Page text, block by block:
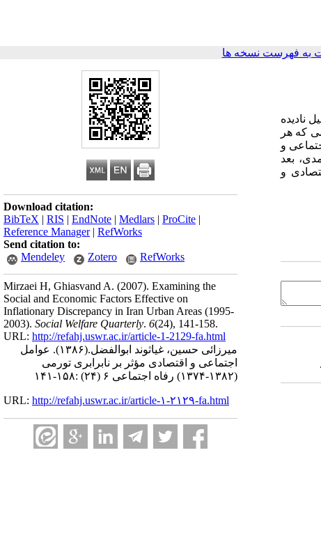
به فهرست نسخه ها
Download citation:
BibTeX | RIS | EndNote | Medlars | ProCite |
Reference Manager| RefWorks
Send citation to:
Mendeley
Zotero RefWorks
Mirzaei H, Ghiasvand A. (2007). Examining the
Social and Economic Factors Effective on
Inflationary Discrepancy in Iran Urban Areas (1995-
2003). Social Welfare Quarterly. 6(24), 141-158.
URL: http://refahj.uswr.ac.ir/article-1-2129-fa.html
میرزائی حسین، غیاثوند ابوالفضل.(۱۳۸۶).
عوامل
اجتماعی و اقتصادی مؤثر بر نابرابری تورمی
(۱۳۸۲-۱۳۷۴) رفاه اجتماعی ۶ (۲۴) :۱۵۸-۱۴۱
URL: http://refahj.uswr.ac.ir/article-۱-۲۱۲۹-fa.html
نادیده
که هر
اجتماعی و
بعد
و